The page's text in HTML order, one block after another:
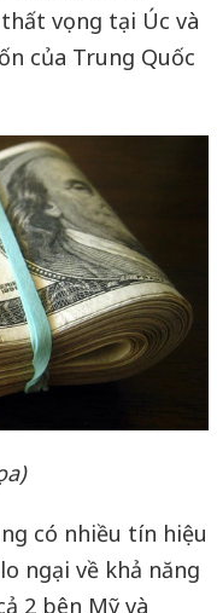
vọng tại Úc và
của Trung Quốc
có nhiều tín hiệu
ngại về khả năng
2 bên Mỹ và